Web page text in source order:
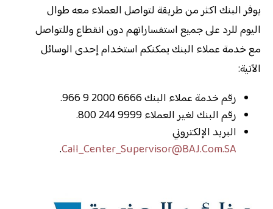
يوفر البنك اكثر من طريقة لتواصل العملاء معه طوال
اليوم للرد على جميع استفساراتهم دون انقطاع وللتواصل
مع خدمة عملاء البنك يمكنكم استخدام إحدى الوسائل
الآتية:
رقم خدمة عملاء البنك 6666 2000 9 966.
رقم البنك لغير العملاء 9999 244 800.
البريد الإلكتروني
Call_Center_Supervisor@BAJ.Com.SA
.